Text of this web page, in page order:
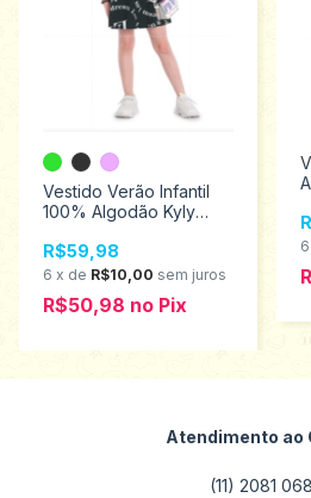
Vestido Verão Infantil
100% Algodão Kyly
1000248
R$59,98
6 x de R$10,00 sem juros
R$50,98 no Pix
6
Atendimento ao
(11) 2081